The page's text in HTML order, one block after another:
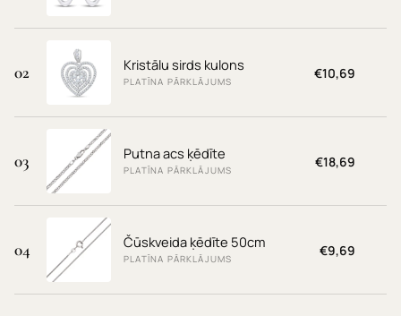
02 Kristālu sirds kulons
PLATĪNA PĀRKLĀJUMS
€10,69
03 Putna acs ķēdīte
PLATĪNA PĀRKLĀJUMS
€18,69
04 Čūskveida ķēdīte 50cm
PLATĪNA PĀRKLĀJUMS
€9,69